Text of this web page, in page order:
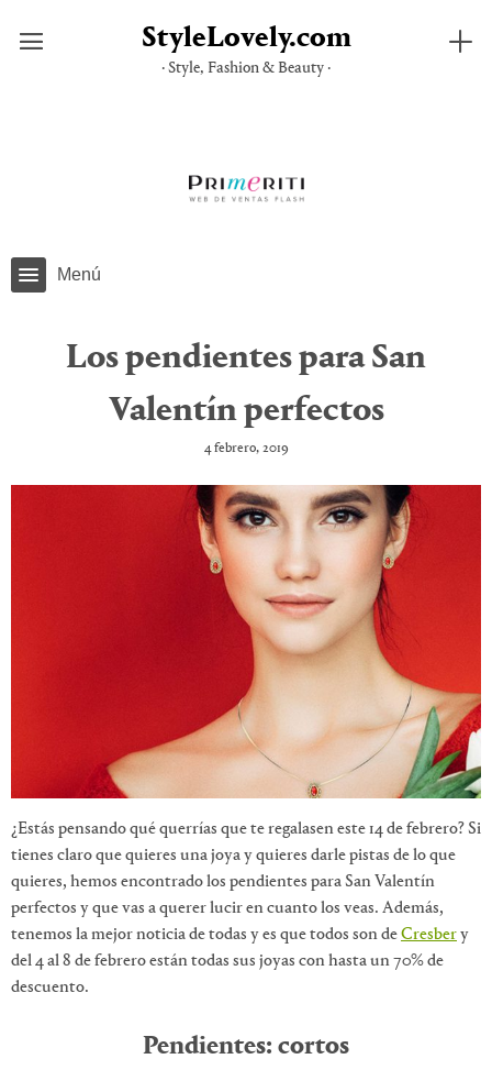
StyleLovely.com
· Style, Fashion & Beauty ·
Menú
Los pendientes para San
Valentín perfectos
4 febrero, 2019
¿Estás pensando qué querrías que te regalasen este 14 de febrero? Si
tienes claro que quieres una joya y quieres darle pistas de lo que
quieres, hemos encontrado los pendientes para San Valentín
perfectos y que vas a querer lucir en cuanto los veas. Además,
tenemos la mejor noticia de todas y es que todos son deCresbery
del 4 al 8 de febrero están todas sus joyas con hasta un 70% de
descuento.
Pendientes: cortos